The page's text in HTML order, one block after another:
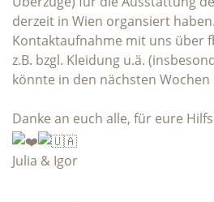
derzeit in Wien organsiert
Kontaktaufnahme mit uns über
z.B. bzgl. Kleidung u.ä.
könnte in den nächsten Wochen
Danke an euch alle, für eure
Julia & Igor